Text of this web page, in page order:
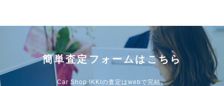
簡単査定フォームはこちら
Car Shop IKKIの査定はwebで完結。